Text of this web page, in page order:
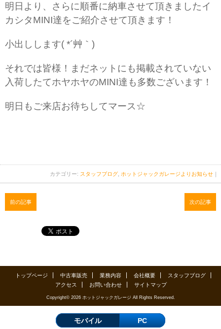
明日より、さらに順番に納車させて頂きましたイ
カシタMINI達をご紹介させて頂きます！
小出しします( *´艸｀)
それでは皆様！まだネットにも掲載されていない
入荷したてホヤホヤのMINI達も多数ございます！
明日もご来店お待ちしてマース☆
カテゴリー: スタッフブログ ホットジャックガレージよりお知らせ ｜
前の記事 次の記事
トップページ 中古車販売 業務内容 会社概要
スタッフブログ
アクセス
お問い合わせ サイトマップ
Copyright© 2026 ホットジャックガレージ All Rights Reserved.
モバイル PC